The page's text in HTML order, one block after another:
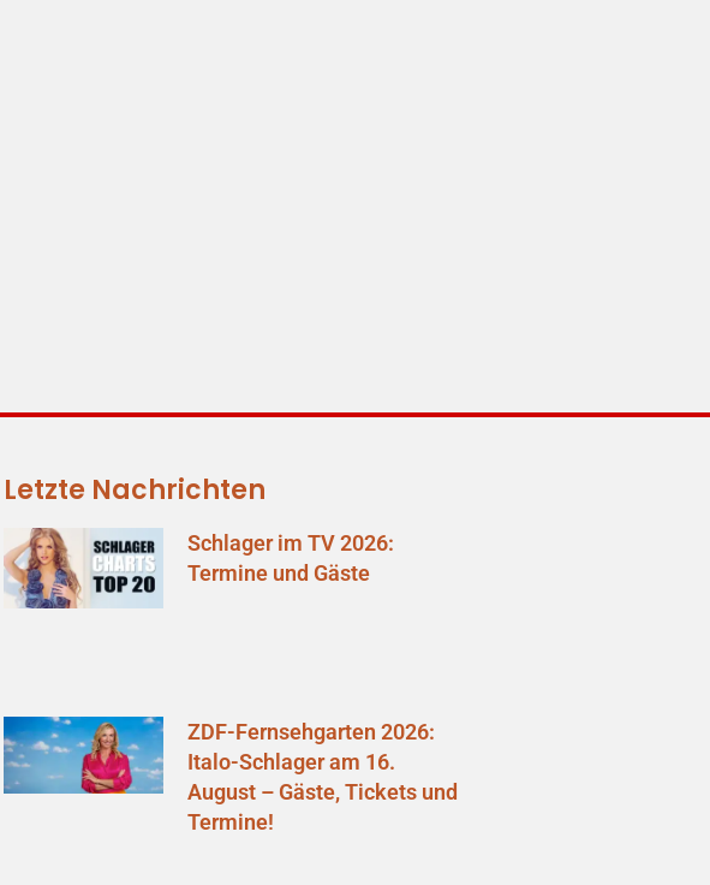
Letzte Nachrichten
Schlager im TV 2026:
Termine und Gäste
ZDF-Fernsehgarten 2026:
Italo-Schlager am 16.
August – Gäste, Tickets und
Termine!